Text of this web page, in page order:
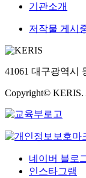
기관소개
저작물 게시
41061 대구광역시
Copyright©
네이버 블로
인스타그램